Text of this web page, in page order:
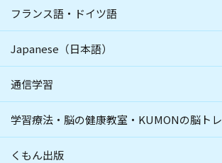
フランス語・ドイツ語
Japanese（日本語）
通信学習
学習療法・脳の健康教室・KUMONの脳トレ
くもん出版